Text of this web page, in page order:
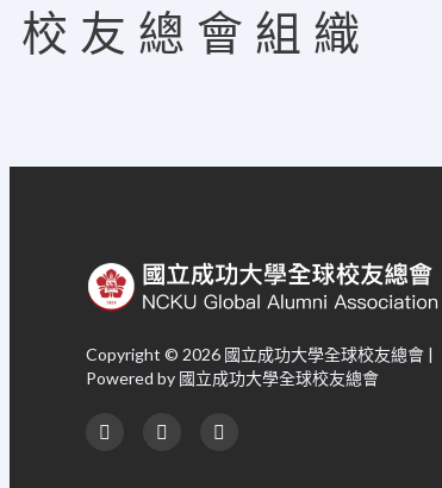
校 友 總 會 組 織
Copyright © 2026 國立成功大學全球校友總會 |
Powered by 國立成功大學全球校友總會